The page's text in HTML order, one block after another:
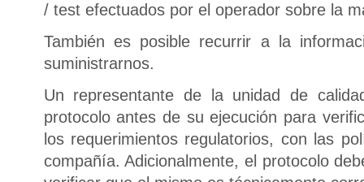
/ test efectuados por el operador sobre la
También es posible recurrir a la
suministrarnos.
Un representante de la unidad de
protocolo antes de su ejecución para
los requerimientos regulatorios, con las
compañía. Adicionalmente, el protocolo